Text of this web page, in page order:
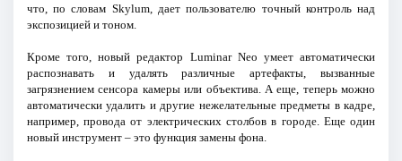
что, по словам Skylum, дает пользователю точный контроль над
экспозицией и тоном.
Кроме того, новый редактор Luminar Neo умеет автоматически
распознавать и удалять различные артефакты, вызванные
загрязнением сенсора камеры или объектива. А еще, теперь можно
автоматически удалить и другие нежелательные предметы в кадре,
например, провода от электрических столбов в городе. Еще один
новый инструмент – это функция замены фона.